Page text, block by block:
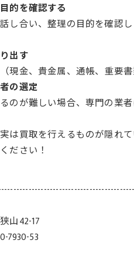
的を確認する
し合い、整理の目的を確認
出す
現金、貴金属、通帳、重要
の選定
のが難しい場合、専門の業
は買取を行えるものが隠れて
ださい！
山42-17
7930-53